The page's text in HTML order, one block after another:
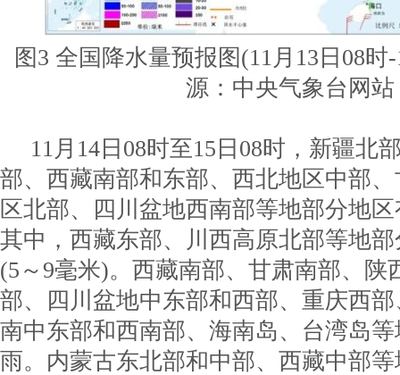
图3 全国降水量预报图(11月13日08时
源：中央气象台网站
11月14日08时至15日08时，新疆北
部、西藏南部和东部、西北地区中部
区北部、四川盆地西南部等地部分地
其中，西藏东部、川西高原北部等地
(5～9毫米)。西藏南部、甘肃南部、陕
部、四川盆地中东部和西部、重庆西
南中东部和西南部、海南岛、台湾岛
雨。内蒙古东北部和中部、西藏中部